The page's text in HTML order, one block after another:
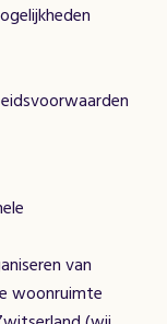
van
woonruimte